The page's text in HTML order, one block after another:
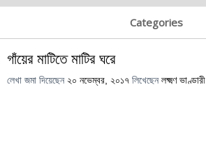
Categories
গাঁয়ের মাটিতে মাটির ঘরে
লেখা জমা দিয়েছেন ২০ নভেম্বর, ২০১৭ লিখেছেন লক্ষ্মণ ভাণ্ডারী